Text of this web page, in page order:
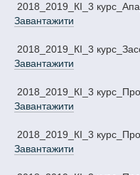
2018_2019_КІ_3
Завантажити
2018_2019_КІ_3
Завантажити
2018_2019_КІ_3
Завантажити
2018_2019_КІ_3
Завантажити